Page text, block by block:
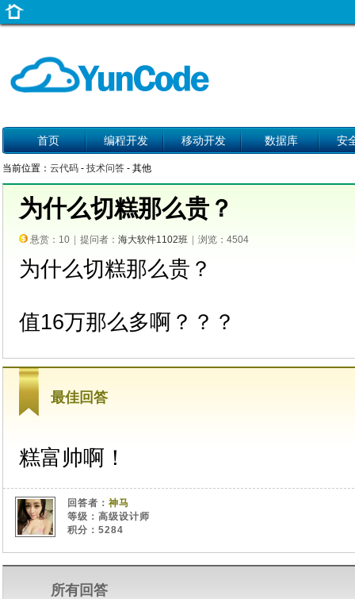
首页 编程开发 移动开发 数据库 安
当前位置： 云代码 - 技术问答 - 其他
为什么切糕那么贵？
悬赏：10 提问者： 海大软件1102班 浏览：4504
为什么切糕那么贵？
值16万那么多啊？？？
最佳回答
糕富帅啊！
回答者： 神马
等级：高级设计师
积分：5284
所有回答